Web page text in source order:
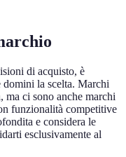
di acquisto, è
domini la scelta. Marchi
ma ci sono anche marchi
funzionalità competitive
e considera le
esclusivamente al